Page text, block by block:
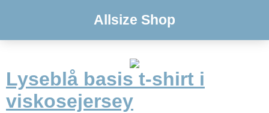
Allsize Shop
Lyseblå basis t-shirt i
viskosejersey